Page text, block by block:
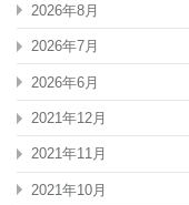
2026年8月
2026年7月
2026年6月
2021年12月
2021年11月
2021年10月